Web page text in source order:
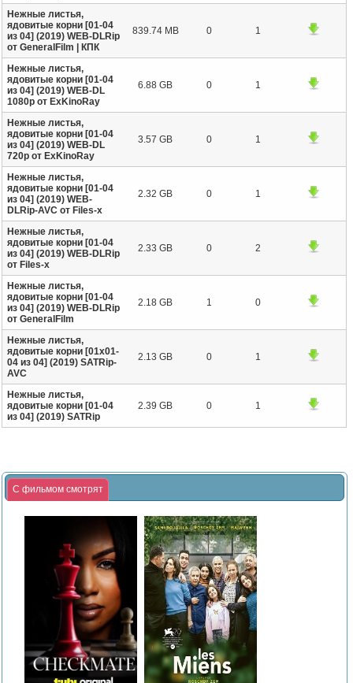
Нежные листья,
ядовитые корни [01-04
из 04] (2019) WEB-DLRip
от GeneralFilm | КПК
839.74 MB 0 1
Нежные листья,
ядовитые корни [01-04
из 04] (2019) WEB-DL
1080p от ExKinoRay
6.88 GB 0 1
Нежные листья,
ядовитые корни [01-04
из 04] (2019) WEB-DL
720p от ExKinoRay
3.57 GB 0 1
Нежные листья,
ядовитые корни [01-04
из 04] (2019) WEB-
DLRip-AVC от Files-х
2.32 GB 0 1
Нежные листья,
ядовитые корни [01-04
из 04] (2019) WEB-DLRip
от Files-х
2.33 GB 0 2
Нежные листья,
ядовитые корни [01-04
из 04] (2019) WEB-DLRip
от GeneralFilm
2.18 GB 1 0
Нежные листья,
ядовитые корни [01х01-
04 из 04] (2019) SATRip-
AVC
2.13 GB 0 1
Нежные листья,
ядовитые корни [01-04
из 04] (2019) SATRip
2.39 GB 0 1
С фильмом смотрят